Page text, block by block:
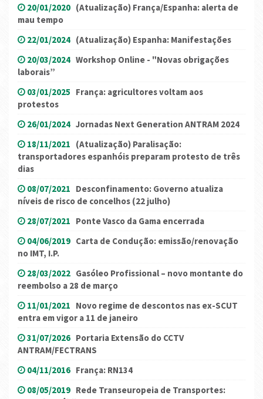
20/01/2020 (Atualização) França/Espanha: alerta de
mau tempo
22/01/2024 (Atualização) Espanha: Manifestações
20/03/2024 Workshop Online - "Novas obrigações
laborais”
03/01/2025 França: agricultores voltam aos
protestos
26/01/2024 Jornadas Next Generation ANTRAM 2024
18/11/2021 (Atualização) Paralisação:
transportadores espanhóis preparam protesto de três
dias
08/07/2021 Desconfinamento: Governo atualiza
níveis de risco de concelhos (22 julho)
28/07/2021 Ponte Vasco da Gama encerrada
04/06/2019 Carta de Condução: emissão/renovação
no IMT, I.P.
28/03/2022 Gasóleo Profissional – novo montante do
reembolso a 28 de março
11/01/2021 Novo regime de descontos nas ex-SCUT
entra em vigor a 11 de janeiro
31/07/2026 Portaria Extensão do CCTV
ANTRAM/FECTRANS
04/11/2016 França: RN134
08/05/2019 Rede Transeuropeia de Transportes: